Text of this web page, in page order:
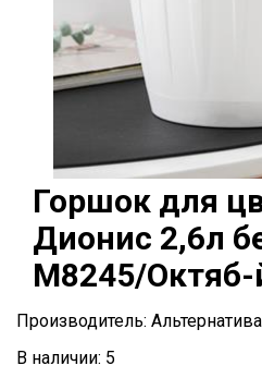
Горшок для
Дионис 2,6л
М8245/Октяб-
Производитель: Альтернатива
В наличии: 5